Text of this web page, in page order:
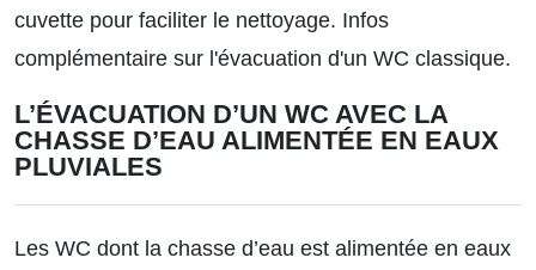
cuvette pour faciliter le nettoyage. Infos
complémentaire sur l'évacuation d'un WC classique.
L’ÉVACUATION D’UN WC AVEC LA
CHASSE D’EAU ALIMENTÉE EN EAUX
PLUVIALES
Les WC dont la chasse d’eau est alimentée en eaux